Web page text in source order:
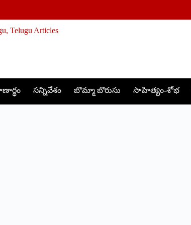
సన్నివేశం బొమ్మా బొరుసు సాహిత్యం-శోభ